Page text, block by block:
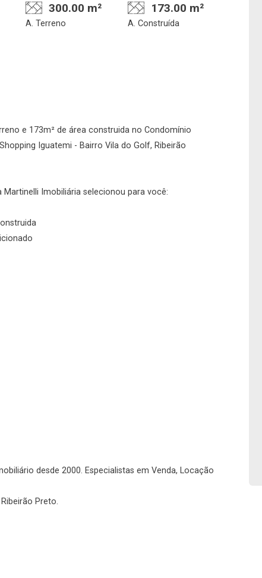
300.00 m²
A. Terreno
173.00 m²
A. Construída
e 173m² de área construida no Condomínio
Iguatemi - Bairro Vila do Golf, Ribeirão
Imobiliária selecionou para você:
desde 2000. Especialistas em Venda, Locação
Preto.
07/08/2026
08h00